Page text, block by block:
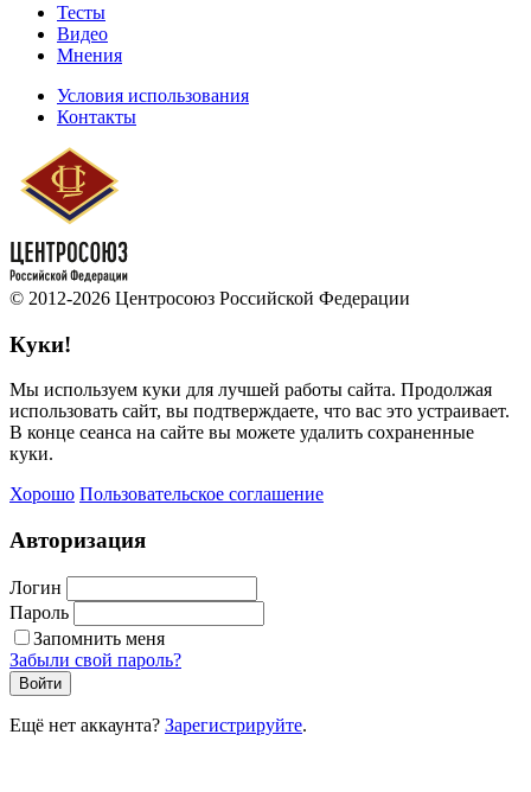
Тесты
Видео
Мнения
Условия использования
Контакты
© 2012-2026 Центросоюз Российской Федерации
Куки!
Мы используем куки для лучшей работы сайта. Продолжая
использовать сайт, вы подтверждаете, что вас это устраивает.
В конце сеанса на сайте вы можете удалить сохраненные
куки.
Хорошо Пользовательское соглашение
Авторизация
Логин
Пароль
Запомнить меня
Забыли свой пароль?
Войти
Ещё нет аккаунта? Зарегистрируйте.